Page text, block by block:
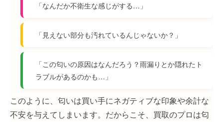
「なんだか不衛生な感じがする…」
「見えない部分も汚れているんじゃないか？」
「この匂いの原因はなんだろう？雨漏りとか隠れたト
ラブルがあるのかも…」
このように、匂いは買い手にネガティブな印象や余計な
不安を与えてしまいます。だからこそ、買取のプロは匂